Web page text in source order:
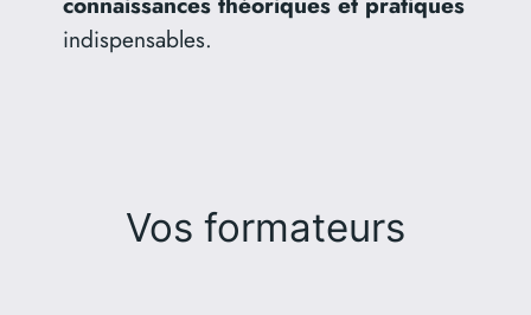
indispensables.
Vos formateurs